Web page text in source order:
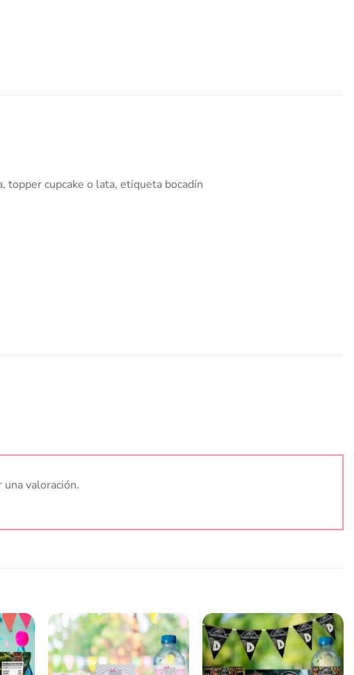
topper cupcake o lata, etiqueta bocadín
valoración.
a la
lista
Añadir
a la
lista
Añadir
a la
lista